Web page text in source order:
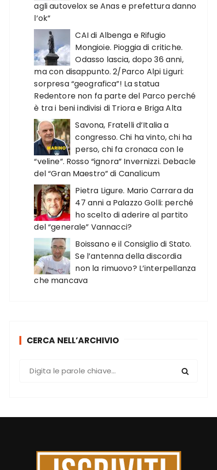
agli autovelox se Anas e prefettura danno
l’ok”
CAI di Albenga e Rifugio
Mongioie. Pioggia di critiche.
Odasso lascia, dopo 36 anni,
ma con disappunto. 2/Parco Alpi Liguri:
sorpresa “geografica”! La statua
Redentore non fa parte del Parco perché
è tra i beni indivisi di Triora e Briga Alta
Savona, Fratelli d’Italia a
congresso. Chi ha vinto, chi ha
perso, chi fa cronaca con le
“veline”. Rosso “ignora” Invernizzi. Debacle
del “Gran Maestro” di Canalicum
Pietra Ligure. Mario Carrara da
47 anni a Palazzo Golli: perché
ho scelto di aderire al partito
del “generale” Vannacci?
Boissano e il Consiglio di Stato.
Se l’antenna della discordia
non la rimuovo? L’interpellanza
che mancava
CERCA NELL’ARCHIVIO